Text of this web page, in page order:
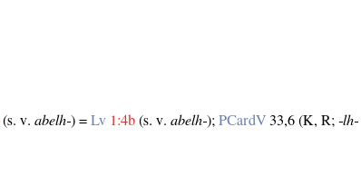
(s. v.abelh‑) =Lv 1:4b (s. v.abelh‑);PCardV 33,6 (K, R;‑lh‑